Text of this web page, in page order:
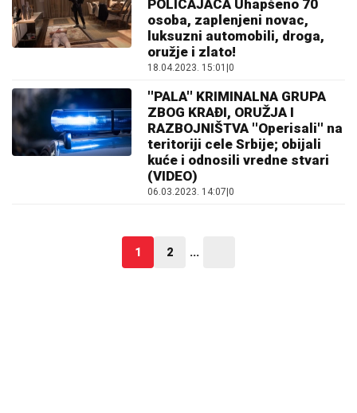
POLICAJACA Uhapšeno 70
osoba, zaplenjeni novac,
luksuzni automobili, droga,
oružje i zlato!
18.04.2023. 15:01 0
''PALA'' KRIMINALNA GRUPA
ZBOG KRAĐI, ORUŽJA I
RAZBOJNIŠTVA ''Operisali'' na
teritoriji cele Srbije; obijali
kuće i odnosili vredne stvari
(VIDEO)
06.03.2023. 14:07 0
1 2 ...